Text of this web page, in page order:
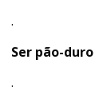
.
Ser pão-duro
.